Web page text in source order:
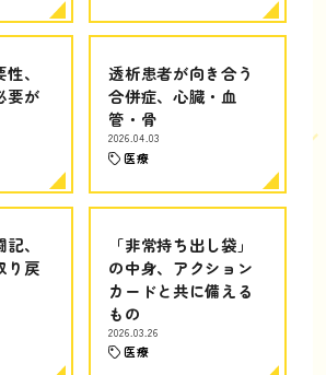
、
要が
透析患者が向き合う
合併症、心臓・血
管・骨
2026.04.03
医療
、
り戻
「非常持ち出し袋」
の中身、アクション
カードと共に備える
もの
2026.03.26
医療